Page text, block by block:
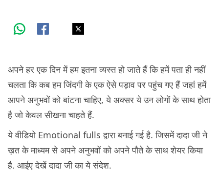
अपने हर एक दिन में हम इतना व्यस्त हो जाते हैं कि हमें पता ही नहीं
चलता कि कब हम जिंदगी के एक ऐसे पड़ाव पर पहुंच गए हैं जहां हमें
आपने अनुभवों को बांटना चाहिए, ये अक्सर ये उन लोगों के साथ होता
है जो केवल सीखना चाहते हैं.
ये वीडियो Emotional fulls द्वारा बनाई गई है. जिसमें दादा जी ने
ख़त के माध्यम से अपने अनुभवों को अपने पौते के साथ शेयर किया
है. आईए देखें दादा जी का ये संदेश.